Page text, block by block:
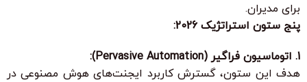
برای مدیران.
پنج ستون استراتژیک 2026:
1. اتوماسیون فراگیر (Pervasive Automation):
هدف این ستون، گسترش کاربرد ایجنت‌های هوش مصنوعی در